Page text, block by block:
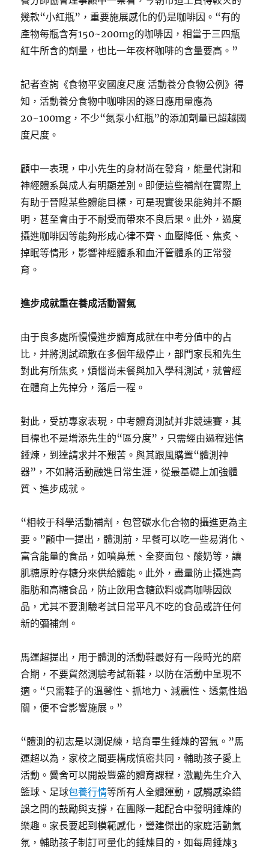
幾款“小紅瓶”，重要施展感化的仍是咖啡因。“有的
產物每瓶含有150~200mg的咖啡因，相當于三四瓶
紅牛所含的劑量，也比一年夜杯咖啡的含量要高。”
記者查詢《食物平安國度尺度 活動養分食物公例》得
知，活動養分食物中咖啡因的逐日應用量應為
20~100mg，不少“氮泵小紅瓶”的添加劑量已超越國
度尺度。
顧中一表現，中小先生的身材尚在發育，能量代謝和
神經體系與成人有明顯差別。即便這些補劑在實際上
有助于晉陞某些體能目標，可是現實後果能夠并不顯
明，甚至會由于不耐受而帶來不良后果。此外，過度
攝進咖啡因等能夠形成心律不齊、血壓降低、焦炙、
掉眠等情形，影響神經體系和血汗管體系的正常發
育。
進步成就重在養成活動習氣
由于良多處所慢慢進步體育成就在中考分值中的占
比，并將測試疏散在多個年級停止，部門家長和先生
對此有所焦炙，煩惱尚未餐與加入學科測試，就曾經
在體育上先掉分，落后一程。
對此，受訪專家表現，中考體育測試并非競速賽，其
目標也不是增添先生的“區分度”，只需經由過程迷信
錘煉，到達請求并不艱苦。與其跟風購置“體測神
器”，不如將活動融進日常生涯，從最基礎上加強體
質、進步成就。
“相較于科學活動補劑，包管碳水化合物的攝進更為主
要。”顧中一提出，體測前，早餐可以吃一些易消化、
富含能量的食品，如噴鼻蕉、全麥面包、酸奶等，讓
肌糖原貯存糖分來供給體能。此外，盡量防止攝進高
脂肪和高糖食品，防止飲用含糖飲料或高咖啡因飲
品，尤其不要測驗考試日常平凡不吃的食品或許任何
新的彌補劑。
馬運超提出，用于體測的活動鞋最好有一段時光的磨
合期，不要貿然測驗考試新鞋，以防在活動中呈現不
適。“只需鞋子的溫馨性、抓地力、減震性、透氣性過
關，便不會影響施展。”
“體測的初志是以測促練，培育畢生錘煉的習氣。”馬
運超以為，家校之間要構成慎密共同，輔助孩子愛上
活動。黌舍可以開設豐盛的體育課程，激勵先生介入
籃球、足球包養行情等所有人全體運動，感觸感染錯
誤之間的鼓勵與支撐，在團隊一起配合中發明錘煉的
樂趣。家長要起到模範感化，營建傑出的家庭活動氣
氛，輔助孩子制訂可量化的錘煉目的，如每周錘煉3